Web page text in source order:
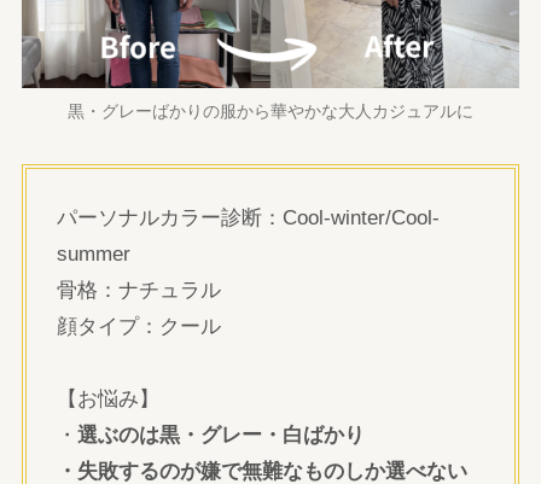
黒・グレーばかりの服から華やかな大人カジュアルに
パーソナルカラー診断：Cool-winter/Cool-
summer
骨格：ナチュラル
顔タイプ：クール
【お悩み】
・選ぶのは黒・グレー・白ばかり
・失敗するのが嫌で無難なものしか選べない